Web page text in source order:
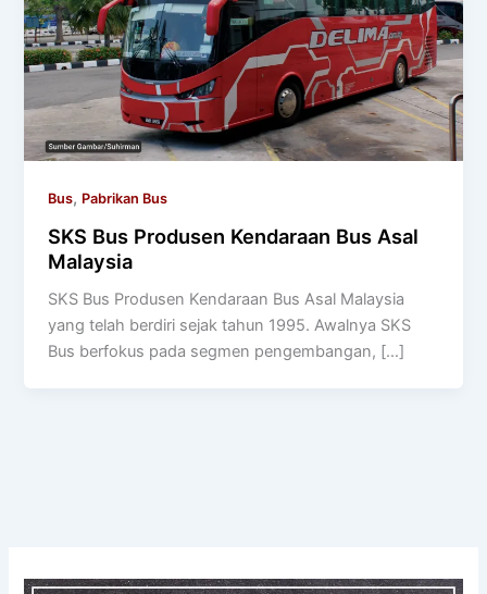
Bus, Pabrikan Bus
SKS Bus Produsen Kendaraan Bus Asal
Malaysia
SKS Bus Produsen Kendaraan Bus Asal Malaysia
yang telah berdiri sejak tahun 1995. Awalnya SKS
Bus berfokus pada segmen pengembangan, […]